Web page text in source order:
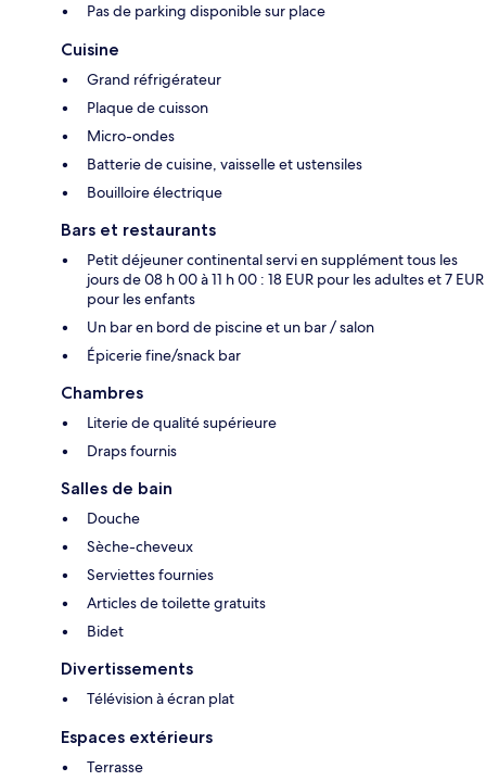
Pas de parking disponible sur place
Cuisine
Grand réfrigérateur
Plaque de cuisson
Micro-ondes
Batterie de cuisine, vaisselle et ustensiles
Bouilloire électrique
Bars et restaurants
Petit déjeuner continental servi en supplément tous les
jours de 08 h 00 à 11 h 00 : 18 EUR pour les adultes et 7 EUR
pour les enfants
Un bar en bord de piscine et un bar / salon
Épicerie fine/snack bar
Chambres
Literie de qualité supérieure
Draps fournis
Salles de bain
Douche
Sèche-cheveux
Serviettes fournies
Articles de toilette gratuits
Bidet
Divertissements
Télévision à écran plat
Espaces extérieurs
Terrasse